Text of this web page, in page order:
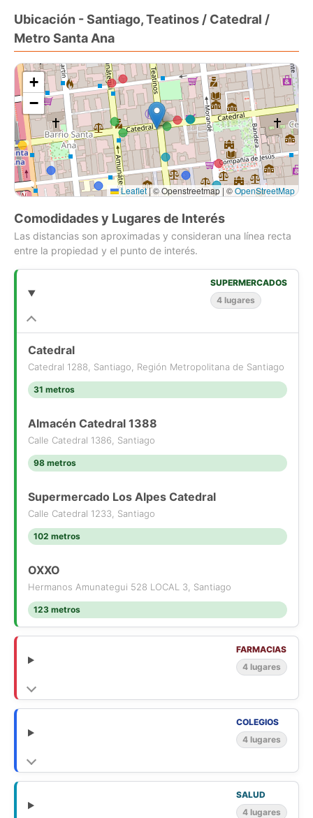
[Use el formulario de contacto o los medios de contacto
disponibles] - 22 761 3000 - [Use el formulario de contacto o
los medios de contacto disponibles]
Ubicación - Santiago, Teatinos / Catedral /
Metro Santa Ana
+
−
Leaflet|© Openstreetmap | ©OpenStreetMap
Comodidades y Lugares de Interés
Las distancias son aproximadas y consideran una línea recta
entre la propiedad y el punto de interés.
SUPERMERCADOS
4 lugares
Catedral
Catedral 1288, Santiago, Región Metropolitana de Santiago
31 metros
Almacén Catedral 1388
Calle Catedral 1386, Santiago
98 metros
Supermercado Los Alpes Catedral
Calle Catedral 1233, Santiago
102 metros
OXXO
Hermanos Amunategui 528 LOCAL 3, Santiago
123 metros
FARMACIAS
4 lugares
COLEGIOS
4 lugares
SALUD
4 lugares